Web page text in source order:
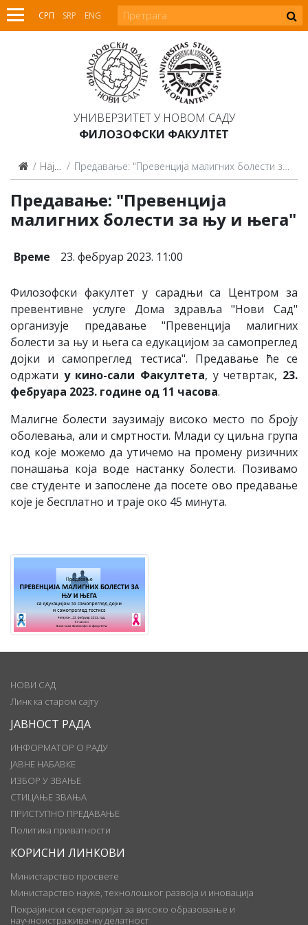
СРП SRP ENG
УНИВЕРЗИТЕТ У НОВОМ САДУ
ФИЛОЗОФСКИ ФАКУЛТЕТ
Најаве Предавање: "Превенција малигних болести за њу и њега"
Предавање: "Превенција
малигних болести за њу и њега"
Време 23. фебруар 2023. 11:00
Филозофски факултет у сарадњи са Центром за
превентивне услуге Дома здравља "Нови Сад"
организује предавање "Превенција малигних
болести за њу и њега са едукацијом за самопреглед
дојки и самопреглед тестиса". Предавање ће се
одржати у кино-сали Факултета, у четвртак, 23.
фебруара 2023. године од 11 часова.
Малигне болести заузимају високо место по броју
оболевања, али и смртности. Млади су циљна група
код које можемо да утичемо на промену ризичних
понашања која воде настанку болести. Позивамо
све студенте и запослене да посете ово предавање
које је бесплатно и траје око 45 минута.
НОВИ САД
Линк ка старом сајту
ЈАВНОСТ РАДА
ИНФОРМАТОР О РАДУ
ЈАВНЕ НАБАВКЕ
ИЗБОР У ЗВАЊЕ
СТИЦАЊЕ ЗВАЊА
ПРИСТУПНО ПРЕДАВАЊЕ
Политика приватности
КОРИСНИ ЛИНКОВИ
Министарство просвете
Министарство науке, технолошког развоја и иновација
Покрајински секретаријат за високо образовање и
научноистраживачку делатност